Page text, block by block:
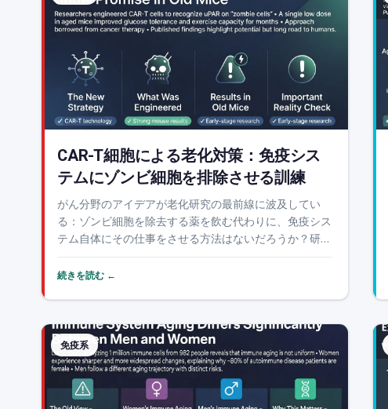
CAR-T細胞による老化対策：免疫シス
テムにゾンビ細胞を排除させる訓練
がん分野のアイデアが老化研究の最前線に波及してい
る：ゾンビ細胞を除去する薬を飲む代わりに、免疫シス
テム自体にその仕事をさせる方法はないだろうか？研究
者コリーナ・アモール率いるチームは、老化細胞の表面
にあるuPARというタンパク質を認識するCAR-T細胞を
続きを読む ←
免疫系